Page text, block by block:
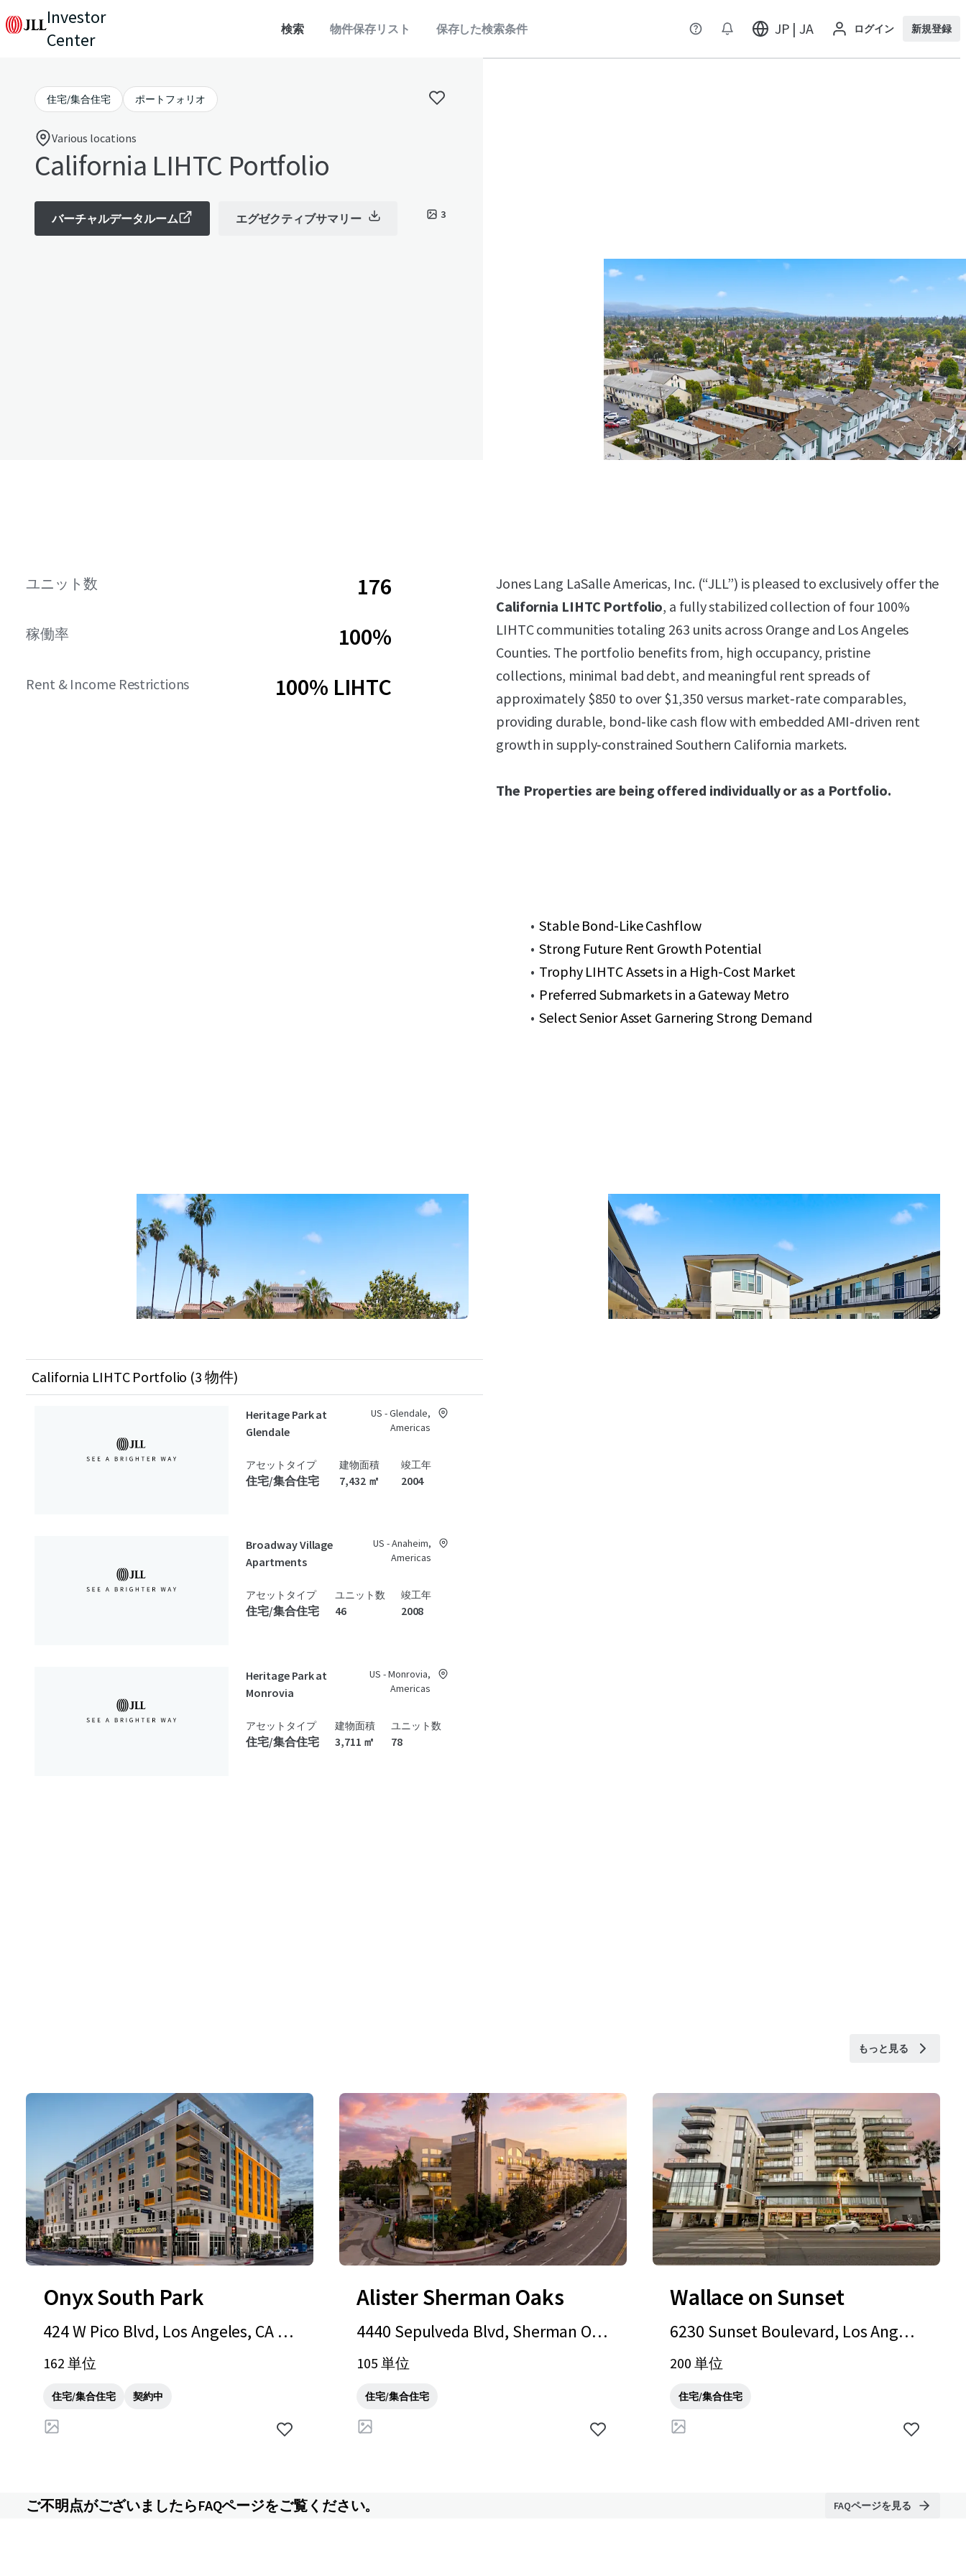
Investor
Center
検索 物件保存リスト 保存した検索条件 JP | JA ログイン 新規登録
住宅/集合住宅 ポートフォリオ
Various locations
California LIHTC Portfolio
3
バーチャルデータルーム エグゼクティブサマリー
ユニット数 176
稼働率 100%
Rent & Income Restrictions 100% LIHTC
Jones Lang LaSalle Americas, Inc. (“JLL”) is pleased to exclusively offer the
California LIHTC Portfolio, a fully stabilized collection of four 100%
LIHTC communities totaling 263 units across Orange and Los Angeles
Counties. The portfolio benefits from, high occupancy, pristine
collections, minimal bad debt, and meaningful rent spreads of
approximately $850 to over $1,350 versus market‑rate comparables,
providing durable, bond‑like cash flow with embedded AMI‑driven rent
growth in supply‑constrained Southern California markets.
The Properties are being offered individually or as a Portfolio.
Stable Bond-Like Cashflow
Strong Future Rent Growth Potential
Trophy LIHTC Assets in a High-Cost Market
Preferred Submarkets in a Gateway Metro
Select Senior Asset Garnering Strong Demand
California LIHTC Portfolio (3 物件)
Heritage Park at
Glendale
US - Glendale,
Americas
アセットタイプ
住宅/集合住宅
建物面積
7,432 ㎡
竣工年
2004
Broadway Village
Apartments
US - Anaheim,
Americas
アセットタイプ
住宅/集合住宅
ユニット数
46
竣工年
2008
Heritage Park at
Monrovia
US - Monrovia,
Americas
アセットタイプ
住宅/集合住宅
建物面積
3,711 ㎡
ユニット数
78
もっと見る
Onyx South Park
424 W Pico Blvd, Los Angeles, CA 90
015
162 単位
住宅/集合住宅 契約中
Alister Sherman Oaks
4440 Sepulveda Blvd, Sherman Oak
s, CA, 91403-3903, US
105 単位
住宅/集合住宅
Wallace on Sunset
6230 Sunset Boulevard, Los Angele
s, CA, 90028, US
200 単位
住宅/集合住宅
ご不明点がございましたらFAQページをご覧ください。 FAQページを見る